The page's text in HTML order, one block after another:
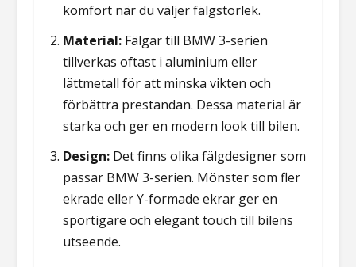
komfort när du väljer fälgstorlek.
Material:Fälgar till BMW 3-serien
tillverkas oftast i aluminium eller
lättmetall för att minska vikten och
förbättra prestandan. Dessa material är
starka och ger en modern look till bilen.
Design:Det finns olika fälgdesigner som
passar BMW 3-serien. Mönster som fler
ekrade eller Y-formade ekrar ger en
sportigare och elegant touch till bilens
utseende.